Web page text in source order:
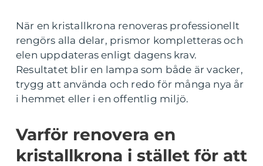
När en kristallkrona renoveras professionellt
rengörs alla delar, prismor kompletteras och
elen uppdateras enligt dagens krav.
Resultatet blir en lampa som både är vacker,
trygg att använda och redo för många nya år
i hemmet eller i en offentlig miljö.
Varför renovera en
kristallkrona i stället för att